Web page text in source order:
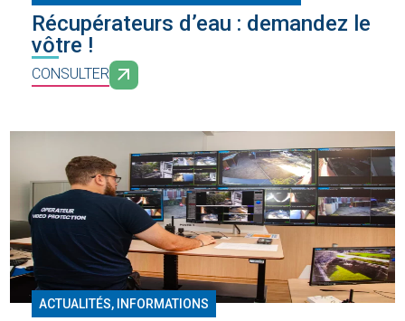
Récupérateurs d’eau : demandez le
vôtre !
CONSULTER
ACTUALITÉS, INFORMATIONS